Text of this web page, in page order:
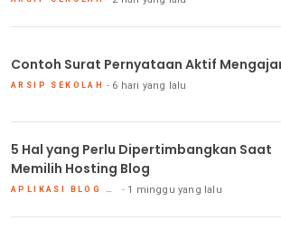
Contoh Surat Pernyataan Aktif
ARSIP SEKOLAH 6 hari yang lalu
5 Hal yang Perlu Dipertimbangkan Saat
Memilih Hosting Blog
APLIKASI BLOG DAN HOSTING 1 minggu yang lalu